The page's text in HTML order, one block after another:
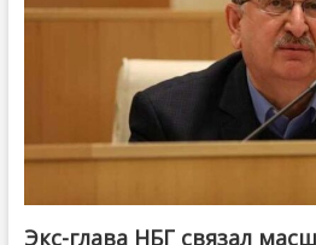
Экс-глава НБГ связал